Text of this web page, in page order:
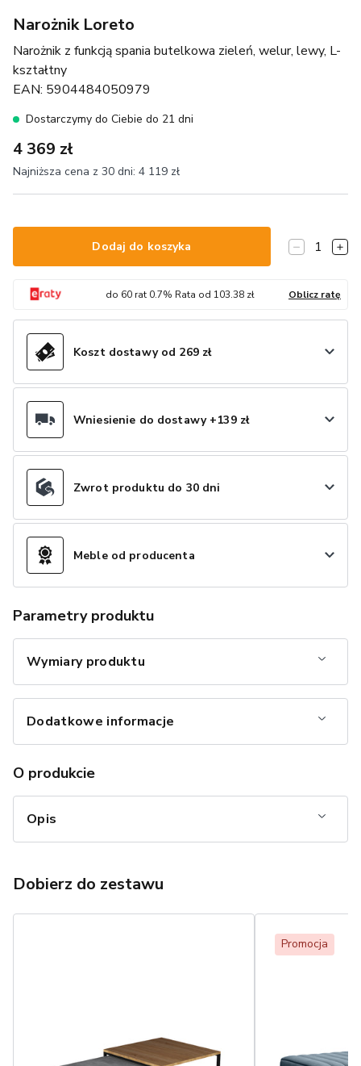
Narożnik Loreto
Narożnik z funkcją spania butelkowa zieleń, welur, lewy, L-
kształtny
EAN: 5904484050979
Dostarczymy do Ciebie do 21 dni
4 369 zł
Najniższa cena z 30 dni: 4 119 zł
Dodaj do koszyka 1
do 60rat 0.7% Rata od 103.38zł Oblicz ratę
Koszt dostawy od 269 zł
Wniesienie do dostawy +139 zł
Zwrot produktu do 30 dni
Meble od producenta
Parametry produktu
Wymiary produktu
Dodatkowe informacje
O produkcie
Opis
Dobierz do zestawu
Promocja